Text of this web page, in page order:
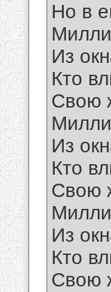
Но в
Из
Кто
Свою
Из
Кто
Свою
Из
Кто
Свою